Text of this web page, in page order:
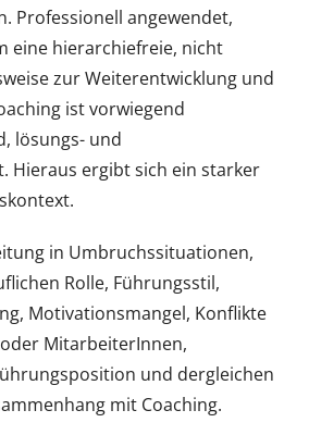
Professionell angewendet,
eine hierarchiefreie, nicht
zur Weiterentwicklung und
ist vorwiegend
lösungs- und
Hieraus ergibt sich ein starker
in Umbruchssituationen,
Rolle, Führungsstil,
Motivationsmangel, Konflikte
MitarbeiterInnen,
und dergleichen
mit Coaching.